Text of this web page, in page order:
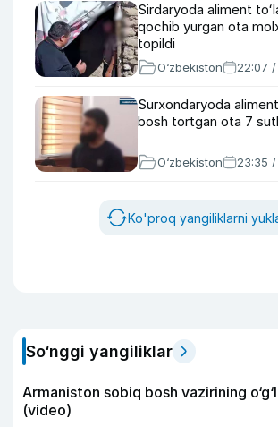
Sirdaryoda aliment
qochib yurgan ota
topildi
O‘zbekiston 22:07 /
Surxondaryoda
bosh tortgan ota 7
O‘zbekiston 23:35 /
Ko'proq yangiliklarni
So‘nggi yangiliklar
Armaniston sobiq bosh vazirining
(video)